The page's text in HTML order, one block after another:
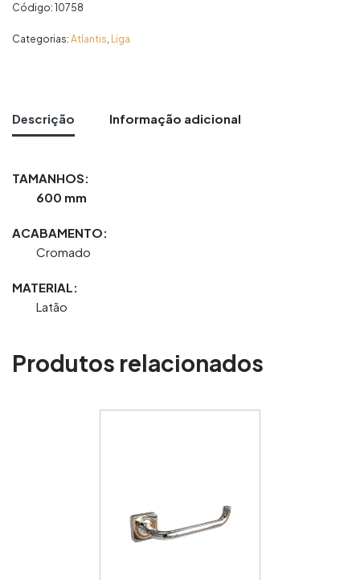
Código:10758
Categorias:Atlantis Liga
Descrição Informação adicional
TAMANHOS:
600 mm
ACABAMENTO:
Cromado
MATERIAL:
Latão
Produtos relacionados